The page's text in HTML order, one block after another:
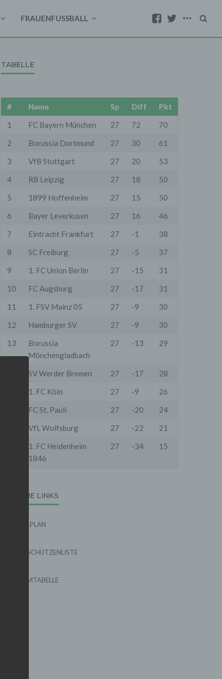
FRAUENFUSSBALL
TABELLE
# Name Sp Diff
Pkt
1
FC Bayern München 27 72
70
2
Borussia Dortmund 27 30
61
3
VfB Stuttgart 27 20
53
4
RB Leipzig 27 18
50
5
1899 Hoffenheim 27 15
50
6
Bayer Leverkusen 27 16
46
7
Eintracht Frankfurt 27 -1
38
8
SC Freiburg 27 -5
37
9
1. FC Union Berlin 27 -15
31
10
FC Augsburg 27 -17
31
11
1. FSV Mainz 05 27 -9
30
12
Hamburger SV 27 -9
30
13
Borussia
Mönchengladbach
27 -13 29
SV Werder Bremen 27 -17
28
1. FC Köln 27 -9
26
FC St. Pauli 27 -20
24
VfL Wolfsburg 27 -22
21
1. FC Heidenheim
1846
27 -34 15
EXTERNE LINKS
SPIELPLAN
TORSCHÜTZENLISTE
FORMTABELLE